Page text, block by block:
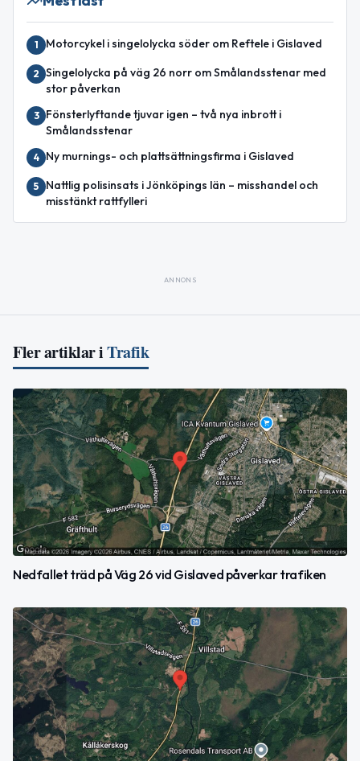
1 Motorcykel i singelolycka söder om Reftele i Gislaved
2 Singelolycka på väg 26 norr om Smålandsstenar med
stor påverkan
3
Fönsterlyftande tjuvar igen – två nya inbrott i
Smålandsstenar
4 Ny murnings- och plattsättningsfirma i Gislaved
5
Nattlig polisinsats i Jönköpings län – misshandel och
misstänkt rattfylleri
ANNONS
Fler artiklar iTrafik
Nedfallet träd på Väg 26 vid Gislaved påverkar trafiken